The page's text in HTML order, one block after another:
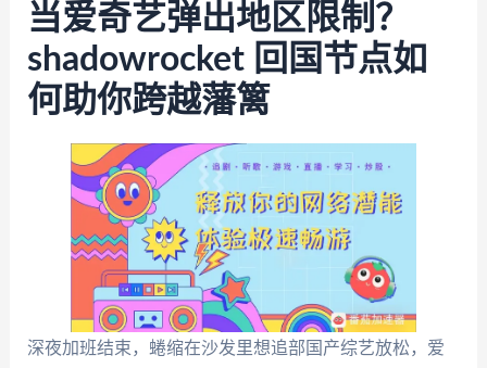
当爱奇艺弹出地区限制？
shadowrocket 回国节点如
何助你跨越藩篱
深夜加班结束，蜷缩在沙发里想追部国产综艺放松，爱